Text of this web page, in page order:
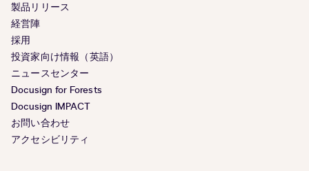
製品リリース
経営陣
採用
投資家向け情報（英語）
ニュースセンター
Docusign for Forests
Docusign IMPACT
お問い合わせ
アクセシビリティ